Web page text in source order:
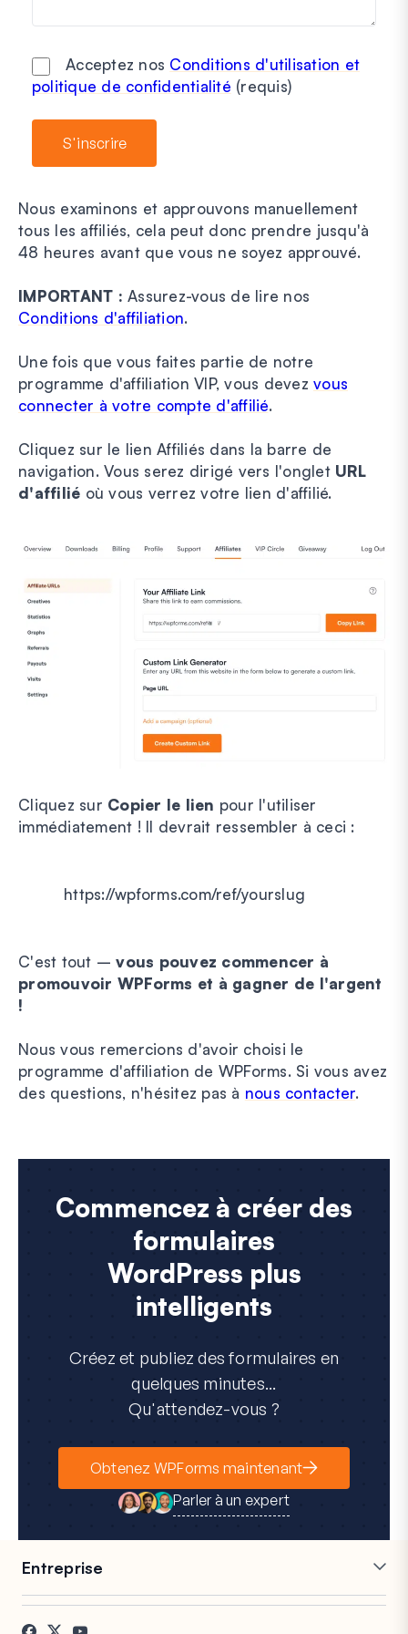
Acceptez nos Conditions d'utilisation et
politique de confidentialité (requis)
Nous examinons et approuvons manuellement
tous les affiliés, cela peut donc prendre jusqu'à
48 heures avant que vous ne soyez approuvé.
IMPORTANT : Assurez-vous de lire nos
Conditions d'affiliation.
Une fois que vous faites partie de notre
programme d'affiliation VIP, vous devez vous
connecter à votre compte d'affilié.
Cliquez sur le lien Affiliés dans la barre de
navigation. Vous serez dirigé vers l'onglet URL
d'affilié où vous verrez votre lien d'affilié.
Cliquez sur Copier le lien pour l'utiliser
immédiatement ! Il devrait ressembler à ceci :
https://wpforms.com/ref/yourslug
C'est tout –vous pouvez commencer à
promouvoir WPForms et à gagner de l'argent
!
Nous vous remercions d'avoir choisi le
programme d'affiliation de WPForms. Si vous avez
des questions, n'hésitez pas à nous contacter.
Commencez à créer des
formulaires
WordPress plus
intelligents
Créez et publiez des formulaires en
quelques minutes...
Qu'attendez-vous ?
Obtenez WPForms maintenant
Parler à un expert
Entreprise
Carrières
Témoignages
Affiliés